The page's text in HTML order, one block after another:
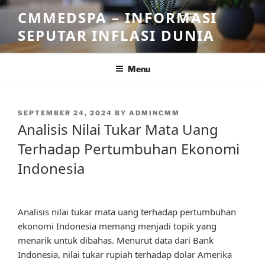
Skip
content
CMMEDSPA – INFORMASI
SEPUTAR INFLASI DUNIA
Menu
POSTED
SEPTEMBER 24, 2024 BY ADMINCMM
Analisis Nilai Tukar Mata Uang
Terhadap Pertumbuhan Ekonomi
Indonesia
Analisis nilai tukar mata uang terhadap pertumbuhan
ekonomi Indonesia memang menjadi topik yang
menarik untuk dibahas. Menurut data dari Bank
Indonesia, nilai tukar rupiah terhadap dolar Amerika